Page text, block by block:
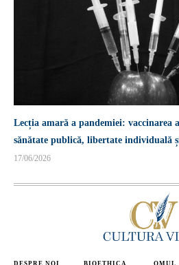
Lecția amară a pandemiei: vaccinarea
sănătate publică, libertate individuală
17/06/2026